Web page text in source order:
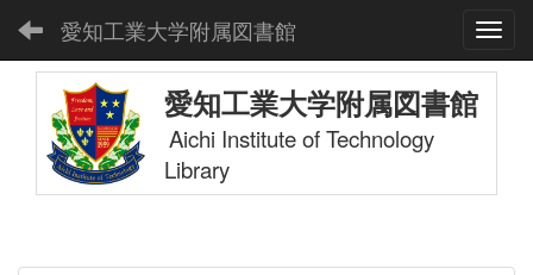
愛知工業大学附属図書館
愛知工業大学附属図書館
Aichi Institute of Technology
Library